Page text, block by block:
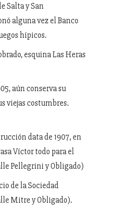
Salta y San
alguna vez el Banco
hípicos.
esquina Las Heras
aún conserva su
viejas costumbres.
data de 1907, en
Víctor todo para el
Pellegrini y Obligado)
de la Sociedad
Mitre y Obligado).